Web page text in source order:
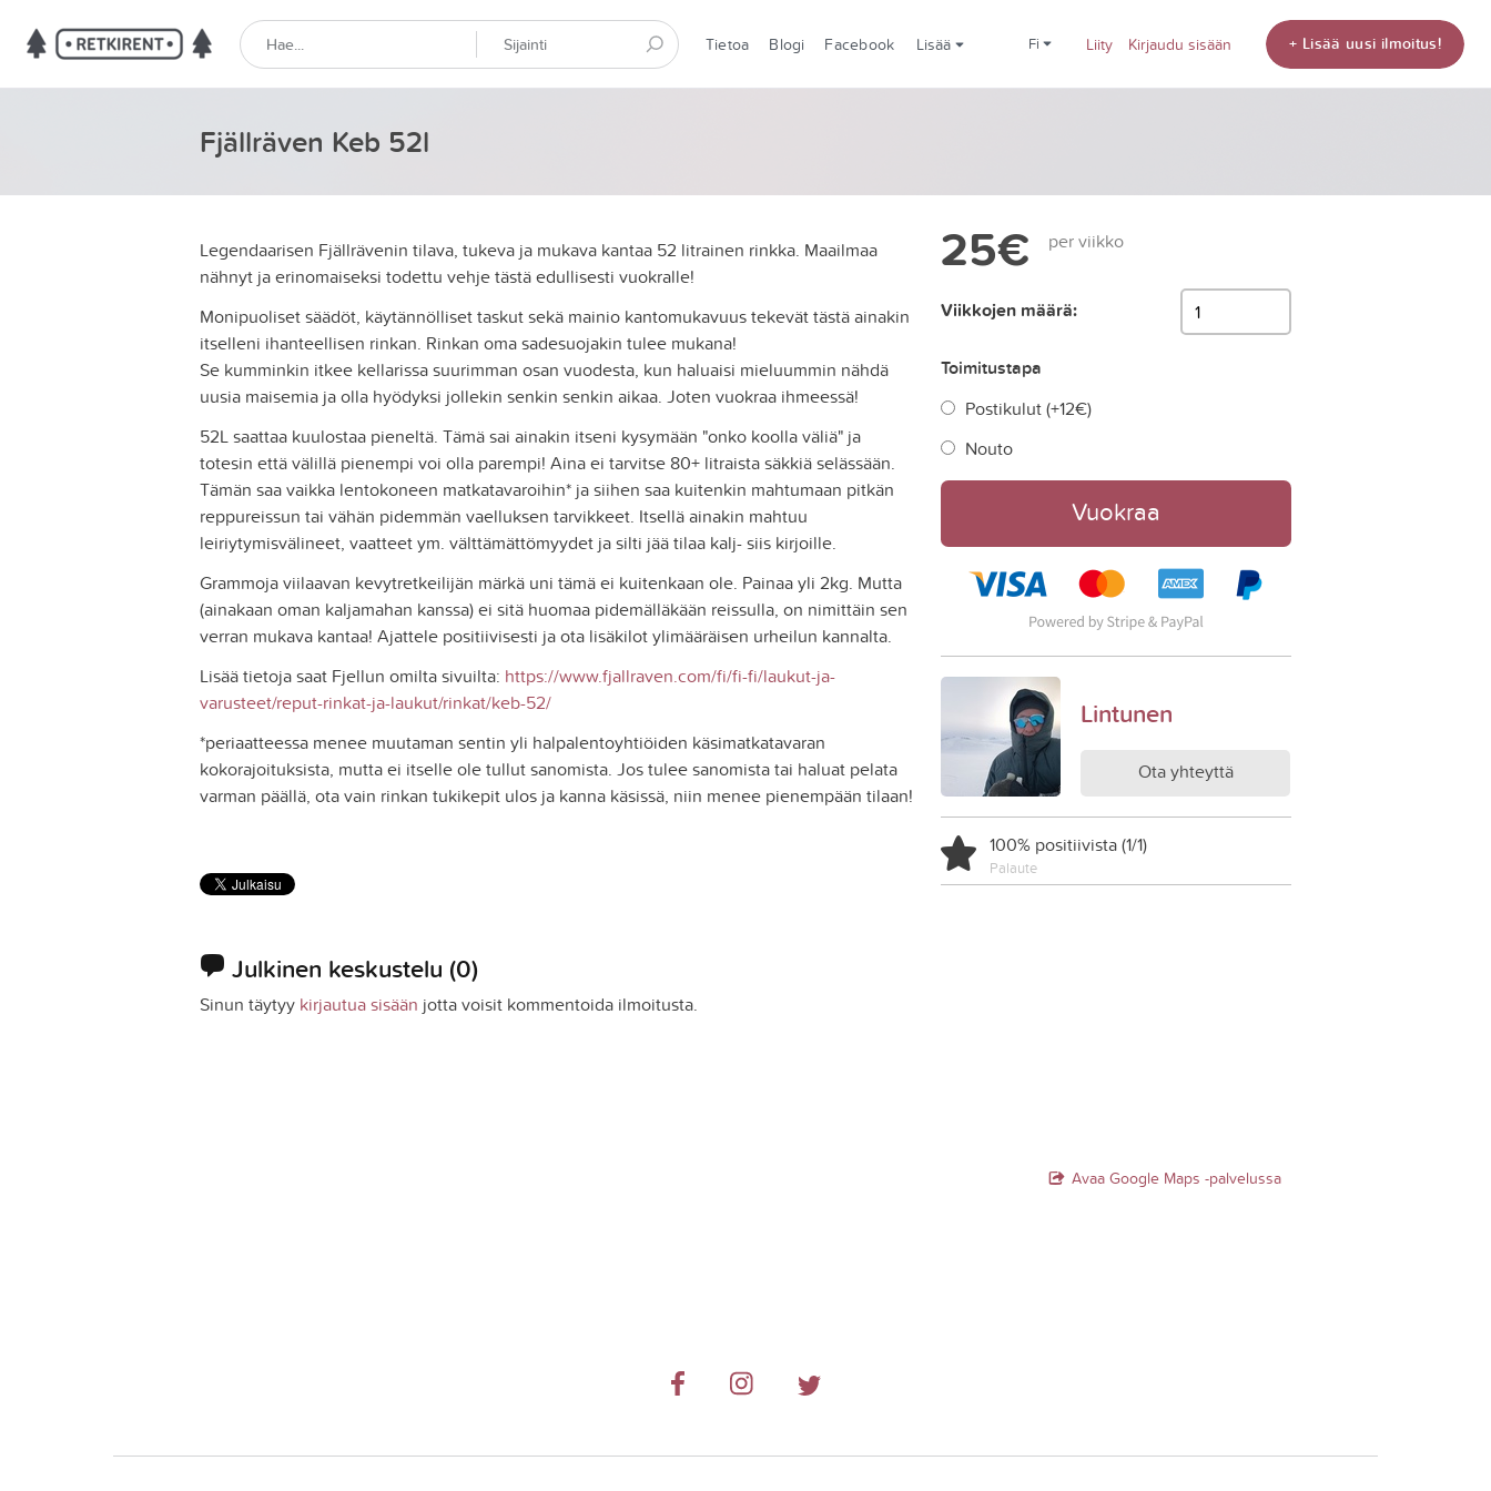
Tietoa Blogi Facebook Lisää fi Liity Kirjaudu sisään + Lisää uusi ilmoitus!
Fjällräven Keb 52l
Legendaarisen Fjällrävenin tilava, tukeva ja mukava kantaa 52 litrainen rinkka. Maailmaa
nähnyt ja erinomaiseksi todettu vehje tästä edullisesti vuokralle!
Monipuoliset säädöt, käytännölliset taskut sekä mainio kantomukavuus tekevät tästä ainakin
itselleni ihanteellisen rinkan. Rinkan oma sadesuojakin tulee mukana!
Se kumminkin itkee kellarissa suurimman osan vuodesta, kun haluaisi mieluummin nähdä
uusia maisemia ja olla hyödyksi jollekin senkin senkin aikaa. Joten vuokraa ihmeessä!
52L saattaa kuulostaa pieneltä. Tämä sai ainakin itseni kysymään "onko koolla väliä" ja
totesin että välillä pienempi voi olla parempi! Aina ei tarvitse 80+ litraista säkkiä selässään.
Tämän saa vaikka lentokoneen matkatavaroihin* ja siihen saa kuitenkin mahtumaan pitkän
reppureissun tai vähän pidemmän vaelluksen tarvikkeet. Itsellä ainakin mahtuu
leiriytymisvälineet, vaatteet ym. välttämättömyydet ja silti jää tilaa kalj- siis kirjoille.
Grammoja viilaavan kevytretkeilijän märkä uni tämä ei kuitenkaan ole. Painaa yli 2kg. Mutta
(ainakaan oman kaljamahan kanssa) ei sitä huomaa pidemälläkään reissulla, on nimittäin sen
verran mukava kantaa! Ajattele positiivisesti ja ota lisäkilot ylimääräisen urheilun kannalta.
Lisää tietoja saat Fjellun omilta sivuilta: https://www.fjallraven.com/fi/fi-fi/laukut-ja-
varusteet/reput-rinkat-ja-laukut/rinkat/keb-52/
*periaatteessa menee muutaman sentin yli halpalentoyhtiöiden käsimatkatavaran
kokorajoituksista, mutta ei itselle ole tullut sanomista. Jos tulee sanomista tai haluat pelata
varman päällä, ota vain rinkan tukikepit ulos ja kanna käsissä, niin menee pienempään tilaan!
Julkinen keskustelu (0)
Sinun täytyy kirjautua sisään jotta voisit kommentoida ilmoitusta.
25€ per viikko
Viikkojen määrä:
Toimitustapa
Postikulut (+12€)
Nouto
Vuokraa
Lintunen
Ota yhteyttä
100% positiivista (1/1)
Palaute
Avaa Google Maps -palvelussa